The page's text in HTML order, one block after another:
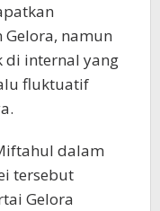
Gelora, namun
di internal yang
fluktuatif
dalam
tersebut
Gelora